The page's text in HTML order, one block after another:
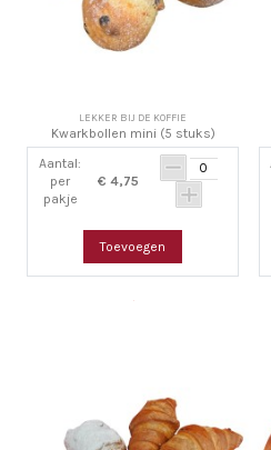
LEKKER BIJ DE KOFFIE
Kwarkbollen mini (5 stuks)
Aantal:
per
pakje
€ 4,75
Toevoegen